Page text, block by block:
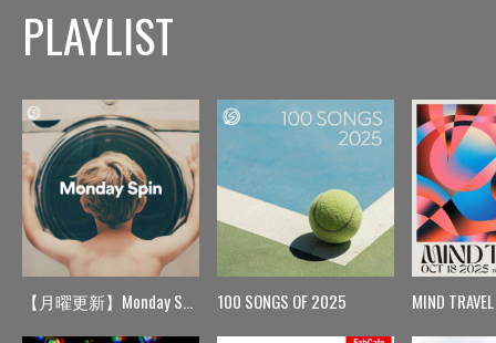
PLAYLIST
【月曜更新】Monday Spin 100 SONGS OF 2025 MIND TRAVEL